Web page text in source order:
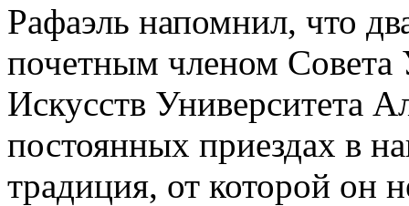
Рафаэль напомнил, что
почетным членом Совета
Искусств Университета
постоянных приездах в
традиция, от которой он